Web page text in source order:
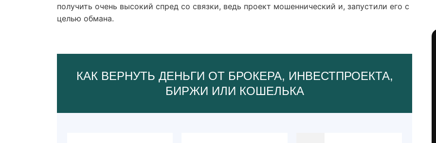
получить очень высокий спред со связки, ведь проект мошеннический и, запустили его с
целью обмана.
КАК ВЕРНУТЬ ДЕНЬГИ ОТ БРОКЕРА, ИНВЕСТПРОЕКТА,
БИРЖИ ИЛИ КОШЕЛЬКА